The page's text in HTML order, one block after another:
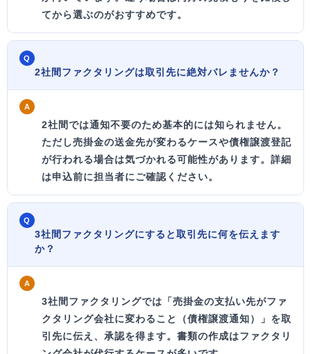
てから選ぶのがおすすめです。
Q
2社間ファクタリングは取引先に絶対バレませんか？
A
2社間では通知不要のため基本的には知られません。
ただし売掛金の送金先が変わるケースや債権譲渡登記
が行われる場合は気づかれる可能性があります。詳細
は申込前に担当者にご確認ください。
Q
3社間ファクタリングにすると取引先に何を伝えます
か？
A
3社間ファクタリングでは 「売掛金の支払い先がファ
クタリング会社に変わること（債権譲渡通知）」 を取
引先に伝え、承認を得ます。書類の作成はファクタリ